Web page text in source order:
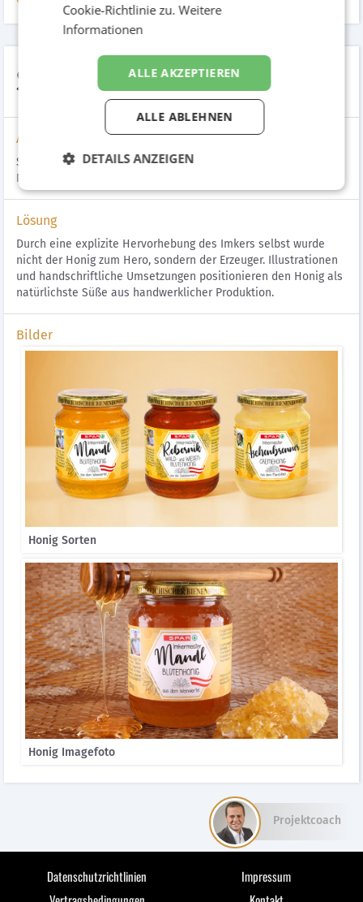
Reinzeichnung
SPAR Honig
Aufgabenstellung
SPAR wünschte sich eine Lösung, in der Regionalität und
Nachhhaltigkeit eine größere Gewichtung bekommen.
Lösung
Durch eine explizite Hervorhebung des Imkers selbst wurde
nicht der Honig zum Hero, sondern der Erzeuger. Illustrationen
und handschriftliche Umsetzungen positionieren den Honig als
natürlichste Süße aus handwerklicher Produktion.
Bilder
Honig Sorten
Honig Imagefoto
Datenschutzrichtlinien
Impressum
Cookie-Richtlinie zu.Weitere
Informationen
ALLE AKZEPTIEREN
ALLE ABLEHNEN
DETAILS ANZEIGEN
Projektcoach